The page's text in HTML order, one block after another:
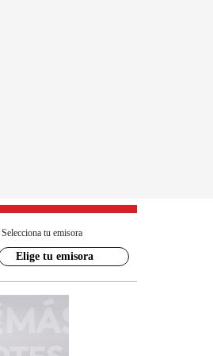
Selecciona tu emisora
Elige tu emisora